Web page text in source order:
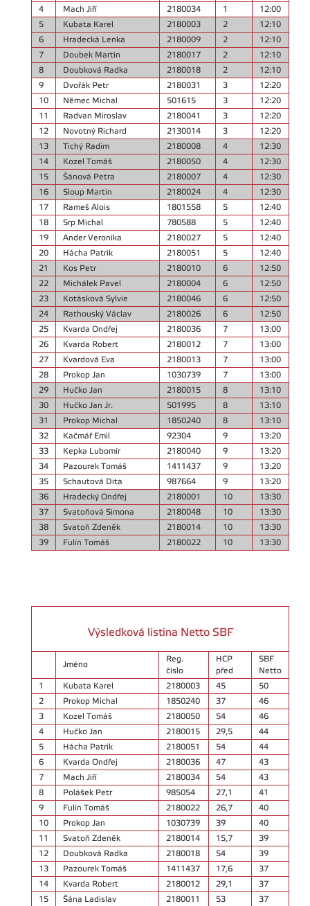
4
Mach Jiří 2180034 1
12:00
5
Kubata Karel 2180003 2
12:10
6
Hradecká Lenka 2180009 2
12:10
7
Doubek Martin 2180017 2
12:10
8
Doubková Radka 2180018 2
12:10
9
Dvořák Petr 2180031 3
12:20
10
Němec Michal 501615 3
12:20
11
Radvan Miroslav 2180041 3
12:20
12
Novotný Richard 2130014 3
12:20
13
Tichý Radim 2180008 4
12:30
14
Kozel Tomáš 2180050 4
12:30
15
Šánová Petra 2180007 4
12:30
16
Sloup Martin 2180024 4
12:30
17
Rameš Alois 1801558 5
12:40
18
Srp Michal 780588 5
12:40
19
Ander Veronika 2180027 5
12:40
20
Hácha Patrik 2180051 5
12:40
21
Kos Petr 2180010 6
12:50
22
Michálek Pavel 2180004 6
12:50
23
Kotásková Sylvie 2180046 6
12:50
24
Rathouský Václav 2180026 6
12:50
25
Kvarda Ondřej 2180036 7
13:00
26
Kvarda Robert 2180012 7
13:00
27
Kvardová Eva 2180013 7
13:00
28
Prokop Jan 1030739 7
13:00
29
Hučko Jan 2180015 8
13:10
30
Hučko Jan Jr. 501995 8
13:10
31
Prokop Michal 1850240 8
13:10
32
Kačmář Emil 92304 9
13:20
33
Kepka Lubomír 2180040 9
13:20
34
Pazourek Tomáš 1411437 9
13:20
35
Schautová Dita 987664 9
13:20
36
Hradecký Ondřej 2180001 10
13:30
37
Svatoňová Simona 2180048 10
13:30
38
Svatoň Zdeněk 2180014 10
13:30
39
Fulín Tomáš 2180022 10 13:30
Výsledková listina Netto SBF
Jméno
Reg.
číslo
HCP
před
SBF
Netto
1
Kubata Karel 2180003 45
50
2
Prokop Michal 1850240 37
46
3
Kozel Tomáš 2180050 54
46
4
Hučko Jan 2180015 29,5
44
5
Hácha Patrik 2180051 54
44
6
Kvarda Ondřej 2180036 47
43
7
Mach Jiří 2180034 54
43
8
Polášek Petr 985054 27,1
41
9
Fulín Tomáš 2180022 26,7
40
10
Prokop Jan 1030739 39
40
11
Svatoň Zdeněk 2180014 15,7
39
12
Doubková Radka 2180018 54
39
13
Pazourek Tomáš 1411437 17,6
37
14
Kvarda Robert 2180012 29,1
37
15
Šána Ladislav 2180011 53 37